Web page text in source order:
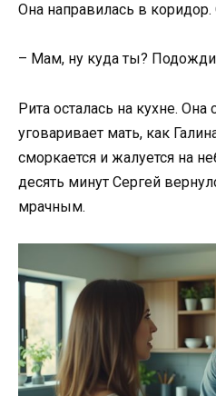
Она направилась в коридор.
– Мам, ну куда ты?
Рита осталась на кухне.
уговаривает мать, как
сморкается и жалуется на
десять минут Сергей
мрачным.